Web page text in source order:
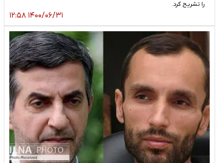
را تشریح کرد.
۱۴۰۰/۰۶/۳۱ ۱۲:۵۸